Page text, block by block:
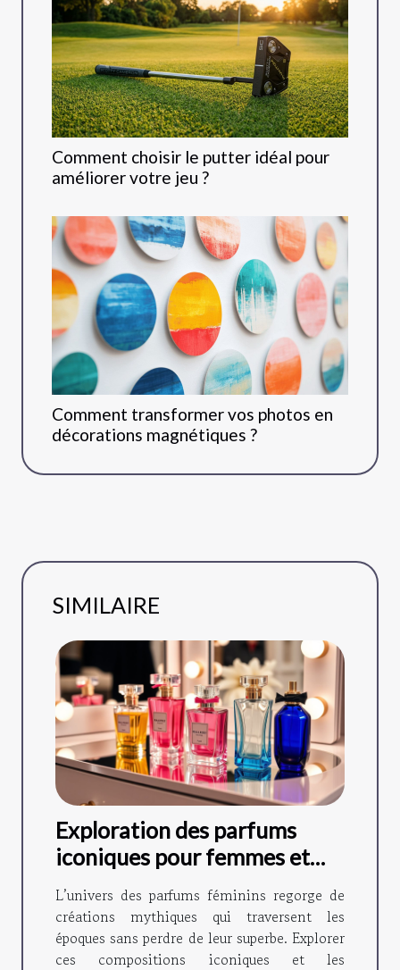
Comment choisir le putter idéal pour
améliorer votre jeu ?
Comment transformer vos photos en
décorations magnétiques ?
SIMILAIRE
Exploration des parfums
iconiques pour femmes et
leurs variantes ?
L’univers des parfums féminins regorge de
créations mythiques qui traversent les
époques sans perdre de leur superbe. Explorer
ces compositions iconiques et les